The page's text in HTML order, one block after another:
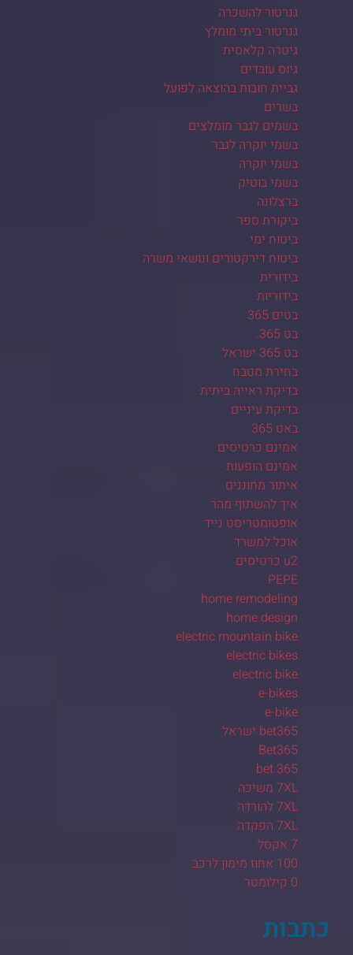
גנרטור להשכרה
גנרטור ביתי מומלץ
גיטרה קלאסית
גיוס עובדים
גביית חובות בהוצאה לפועל
בשרים
בשמים לגבר מומלצים
בשמי יוקרה לגבר
בשמי יוקרה
בשמי בוטיק
ברצלונה
ביקורת ספר
ביטוח ימי
ביטוח דירקטורים ונושאי משרה
בידורית
בידוריות
בטים 365
בט 365.
בט 365 ישראל
בחירת מטבח
בדיקת ראייה ביתית
בדיקת עיניים
באט 365
אמינם כרטיסים
אמינם הופעות
איתור מחוננים
איך להשתזף מהר
אופטומטריסט נייד
אוכל למשרד
u2 כרטיסים
PEPE
home remodeling
home design
electric mountain bike
electric bikes
electric bike
e-bikes
e-bike
bet365 ישראל
Bet365
bet 365
7XL משיכה
7XL להורדה
7XL הפקדה
7 אקסל
100 אחוז מימון לרכב
0 קילומטר
כתבות